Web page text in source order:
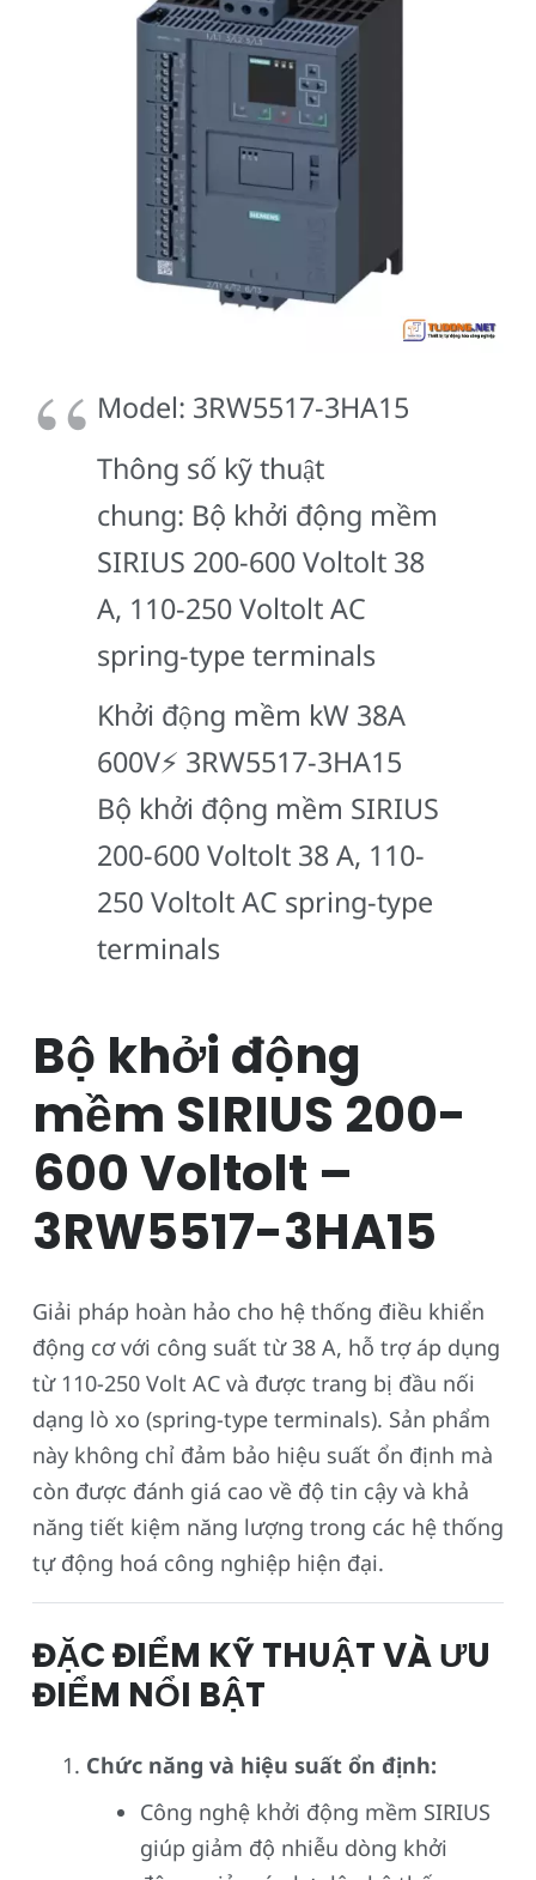
Model: 3RW5517-3HA15
Thông số kỹ thuật
chung: Bộ khởi động mềm
SIRIUS 200-600 Voltolt 38
A, 110-250 Voltolt AC
spring-type terminals
Khởi động mềm kW 38A
600V⚡️ 3RW5517-3HA15
Bộ khởi động mềm SIRIUS
200-600 Voltolt 38 A, 110-
250 Voltolt AC spring-type
terminals
Bộ khởi động
mềm SIRIUS 200-
600 Voltolt –
3RW5517-3HA15
Giải pháp hoàn hảo cho hệ thống điều khiển
động cơ với công suất từ 38 A, hỗ trợ áp dụng
từ 110-250 Volt AC và được trang bị đầu nối
dạng lò xo (spring-type terminals). Sản phẩm
này không chỉ đảm bảo hiệu suất ổn định mà
còn được đánh giá cao về độ tin cậy và khả
năng tiết kiệm năng lượng trong các hệ thống
tự động hoá công nghiệp hiện đại.
ĐẶC ĐIỂM KỸ THUẬT VÀ ƯU
ĐIỂM NỔI BẬT
Chức năng và hiệu suất ổn định:
Công nghệ khởi động mềm SIRIUS
giúp giảm độ nhiễu dòng khởi